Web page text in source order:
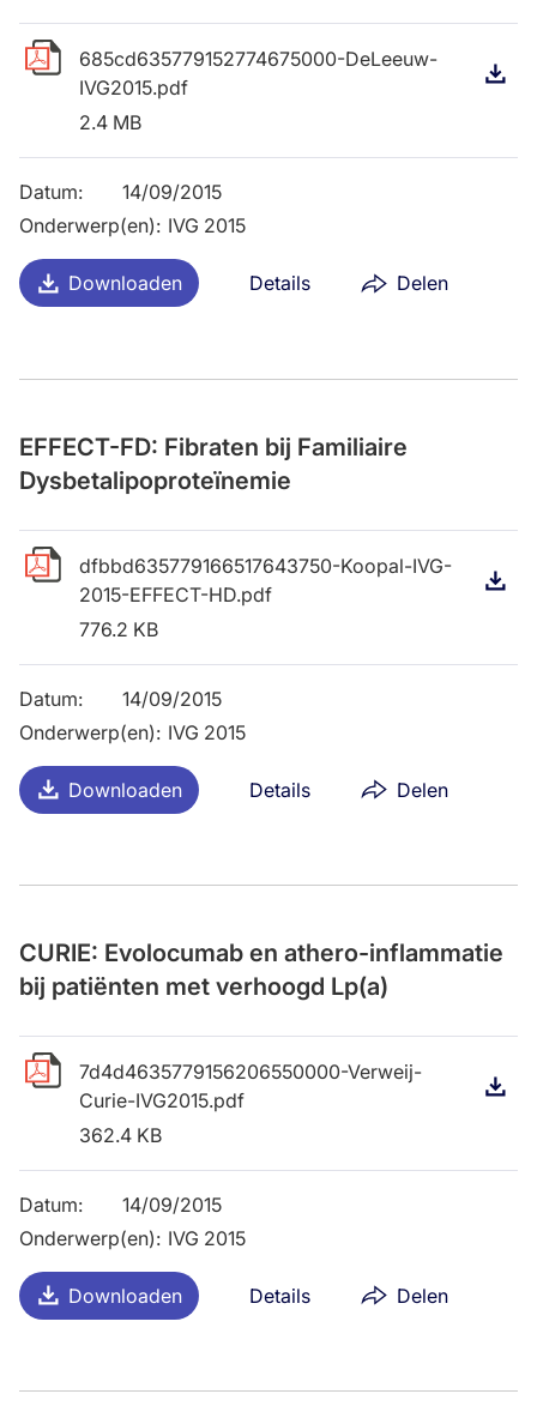
Downloaden Details Delen
685cd635779152774675000-DeLeeuw-
IVG2015.pdf
2.4 MB
Datum:
14/09/2015
Onderwerp(en): IVG 2015
Downloaden Details Delen
EFFECT-FD: Fibraten bij Familiaire
Dysbetalipoproteïnemie
dfbbd635779166517643750-Koopal-IVG-
2015-EFFECT-HD.pdf
776.2 KB
Datum:
14/09/2015
Onderwerp(en): IVG 2015
Downloaden Details Delen
CURIE: Evolocumab en athero-inflammatie
bij patiënten met verhoogd Lp(a)
7d4d4635779156206550000-Verweij-
Curie-IVG2015.pdf
362.4 KB
Datum:
14/09/2015
Onderwerp(en): IVG 2015